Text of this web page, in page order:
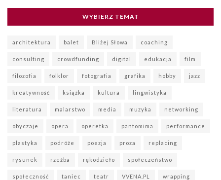
WYBIERZ TEMAT
architektura balet Bliżej Słowa coaching
consulting crowdfunding digital edukacja film
filozofia folklor fotografia grafika hobby jazz
kreatywność książka kultura lingwistyka
literatura malarstwo media muzyka networking
obyczaje opera operetka pantomima performance
plastyka podróże poezja proza replacing
rysunek rzeźba rękodzieło społeczeństwo
społeczność taniec teatr VVENA.PL wrapping